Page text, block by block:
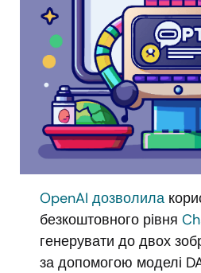
OpenAI дозволила
безкоштовного рівня
генерувати до двох
за допомогою моделі